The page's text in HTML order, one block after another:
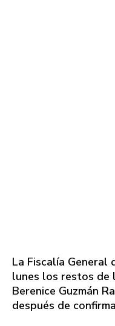
La Fiscalía General
lunes los restos de
Berenice Guzmán
después de